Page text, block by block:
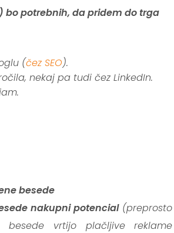
bo potrebnih, da pridem do trga
(čez SEO).
nekaj pa tudi čez LinkedIn.
besede
nakupni potencial(preprosto
vrtijo plačljive reklame